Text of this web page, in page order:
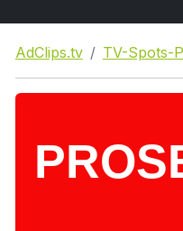
AdClips.tv TV-Spots-